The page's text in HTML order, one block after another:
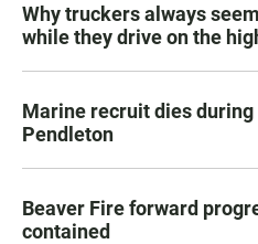
Why truckers always
while they drive on the
Marine recruit dies
Pendleton
Beaver Fire forward
contained